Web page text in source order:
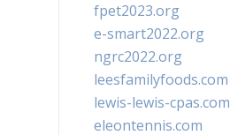
fpet2023.org
e-smart2022.org
ngrc2022.org
leesfamilyfoods.com
lewis-lewis-cpas.com
eleontennis.com